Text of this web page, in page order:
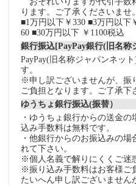
ります。ご了承くださいませ
■1万円以下￥330 ■3万円以下
60 ■30万円以下 ￥1100税込
銀行振込[PayPay銀行(旧名称
PayPay(旧名称ジャパンネッ
す。
※申し訳ございませんが、振
ご負担となります。ご了承下
ゆうちょ銀行振込(振替）
・ゆうちょ銀行からの送金
込み手数料は無料です。
・他銀行からのお振込みの場
れて下さい。
※個人名義で解りにくくご迷
※振り込み手数料はお客様ご
たいへん申し訳ございません